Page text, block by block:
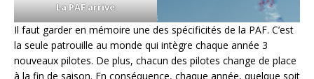
La PAF arrive
Il faut garder en mémoire une des spécificités de la PAF. C’est
la seule patrouille au monde qui intègre chaque année 3
nouveaux pilotes. De plus, chacun des pilotes change de place
à la fin de saison. En conséquence, chaque année, quelque soit